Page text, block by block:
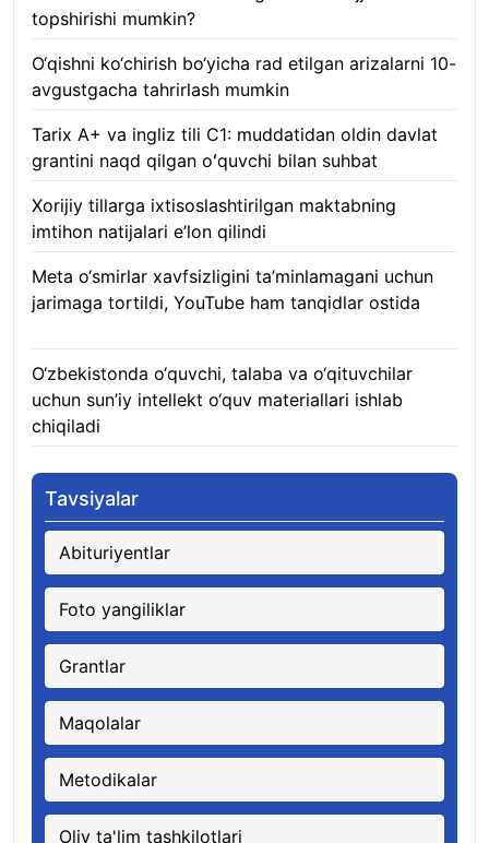
topshirishi mumkin?
O‘qishni ko‘chirish bo‘yicha rad etilgan arizalarni 10-
avgustgacha tahrirlash mumkin
Tarix A+ va ingliz tili C1: muddatidan oldin davlat
grantini naqd qilgan oʻquvchi bilan suhbat
Xorijiy tillarga ixtisoslashtirilgan maktabning
imtihon natijalari e’lon qilindi
Meta o‘smirlar xavfsizligini ta’minlamagani uchun
jarimaga tortildi, YouTube ham tanqidlar ostida
O‘zbekistonda o‘quvchi, talaba va o‘qituvchilar
uchun sun’iy intellekt o‘quv materiallari ishlab
chiqiladi
Tavsiyalar
Abituriyentlar
Foto yangiliklar
Grantlar
Maqolalar
Metodikalar
Oliy ta'lim tashkilotlari